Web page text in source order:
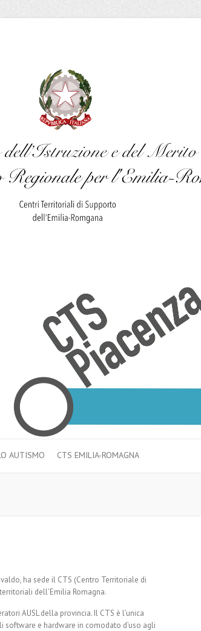
AUTISMO CTS EMILIA-ROMAGNA
ha sede il CTS (Centro Territoriale di
dell’Emilia Romagna.
AUSL della provincia. Il CTS è l’unica
software e hardware in comodato d’uso agli